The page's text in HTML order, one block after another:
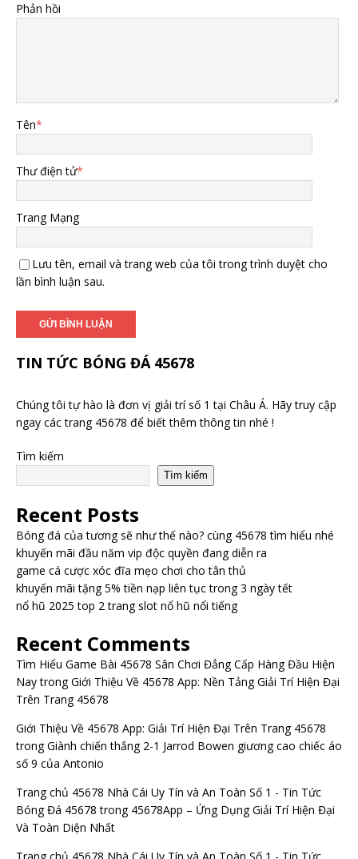
Tên*
Thư điện tử*
Trang Mạng
Lưu tên, email và trang web của tôi trong trình duyệt cho
lần bình luận sau.
ngay các trang 45678 để biết thêm thông tin nhé !
Bóng đá của tương sẽ như thế nào? cùng 45678 tìm hiểu nhé
khuyến mãi đầu năm vip độc quyền đang diễn ra
game cá cược xóc đĩa mẹo chơi cho tân thủ
khuyến mãi tặng 5% tiền nạp liên tục trong 3 ngày tết
nổ hũ 2025 top 2 trang slot nổ hũ nổi tiếng
Tìm Hiểu Game Bài 45678 Sân Chơi Đẳng Cấp Hàng Đầu Hiện
Nay trongGiới Thiệu Về 45678 App: Nền Tảng Giải Trí Hiện Đại
Trên Trang 45678
Giới Thiệu Về 45678 App: Giải Trí Hiện Đại Trên Trang 45678
trongGiành chiến thắng 2-1 Jarrod Bowen giương cao chiếc áo
số 9 của Antonio
Bóng Đá 45678trong 45678App – Ứng Dụng Giải Trí Hiện Đại
Và Toàn Diện Nhất
Trang chủ 45678 Nhà Cái Uy Tín và An Toàn Số 1 - Tin Tức